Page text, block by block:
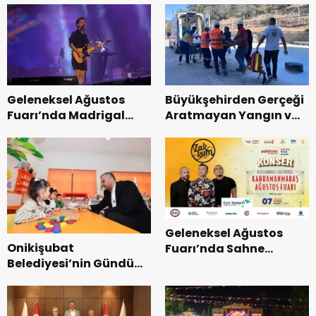
Geleneksel Ağustos
Fuarı’nda Madrigal
Büyükşehirden Gerçeği
Aratmayan Yangın ve
Onikişubat
Belediyesi’nin Gündüz
dönemin ön kayıtları
başladı.
Geleneksel Ağustos
Fuarı’nda Sahne